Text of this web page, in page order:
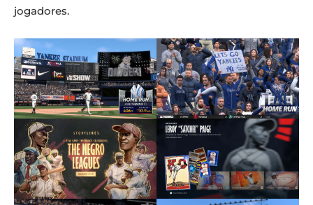
jogadores.